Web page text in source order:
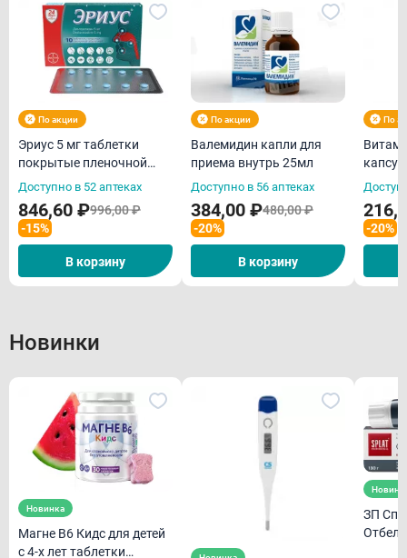
По акции
Эриус 5 мг таблетки
покрытые пленочной
оболочкой N10
Доступно в 52 аптеках
846,60 ₽996,00 ₽
-15%
В корзину
По акции
Валемидин капли для
приема внутрь 25мл
Доступно в 56 аптеках
384,00 ₽480,00 ₽
-20%
В корзину
По
Витамин С
-20%
Новинки
Новинка
Магне В6 Кидс для детей
с 4-х лет таблетки
ЗП